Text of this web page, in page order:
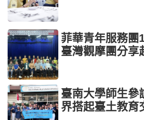
菲華青年服務團
臺灣觀摩團分享
臺南大學師生
界搭起臺土教育